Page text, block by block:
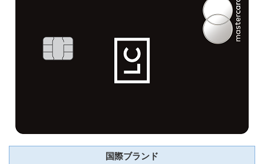
国際ブランド